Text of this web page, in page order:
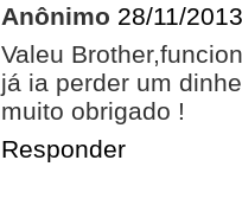
Anônimo 28/11/
Valeu
já ia perder um
muito obrigado !
Responder